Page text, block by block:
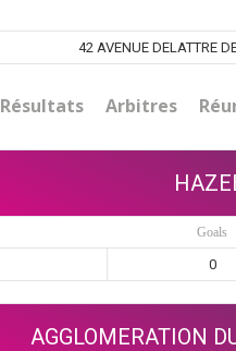
42 AVENUE DELATTRE
Résultats Arbitres
Goals
0
AGGLOMERATION